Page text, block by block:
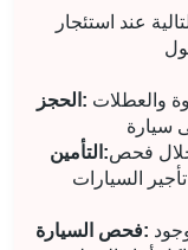
عند استئجار
الحجز:
التأمين:خلال فحص
السيارات
فحص السيارة: